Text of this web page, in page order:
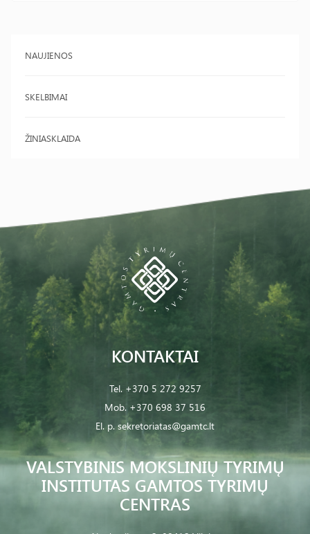
NAUJIENOS
SKELBIMAI
ŽINIASKLAIDA
VALSTYBINIS MOKSLINIŲ TYRIMŲ
INSTITUTAS GAMTOS TYRIMŲ
CENTRAS
KONTAKTAI
Tel. +370 5 272 9257
Mob. +370 698 37 516
El. p. sekretoriatas@gamtc.lt